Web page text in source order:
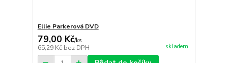
Ellie Parkerová DVD
79,00 Kč/ks
65,29 Kč bez DPH skladem